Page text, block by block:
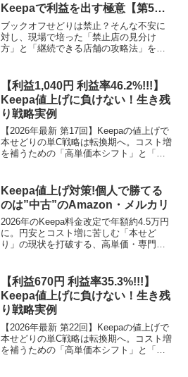
Keepaで利益を出す極意【第5
回：利益640円】
ブックオフせどりは禁止？そんな不安に
対し、現場で培った「禁止店の見分け
方」と「継続できる店舗の攻略法」を公
なリサーチ術で、2026年最新の店舗攻略
を実現しましょう。
【利益1,040円 利益率46.2%!!!】
Keepa値上げに負けない！生き残
り戦略実例
【2026年最新 第17回】Keepaの値上げで
本せどりの単C戦略は転換期へ。コスト増
を補うための「高単価本シフト」と「在
の整え方までの生存戦略を全て公開しま
す。
Keepa値上げ対策!個人で勝てる
のは”中古”のAmazon・メルカリ
2026年のKeepa料金改定で年額約4.5万円
に。円安とコスト増に苦しむ「本せど
り」の現状を打破する、高単価・専門書
み方など、実例を交えて成功への道筋を
示します。
【利益670円 利益率35.3%!!!】
Keepa値上げに負けない！生き残
り戦略実例
【2026年最新 第22回】Keepaの値上げで
本せどりの単C戦略は転換期へ。コスト増
を補うための「高単価本シフト」と「在